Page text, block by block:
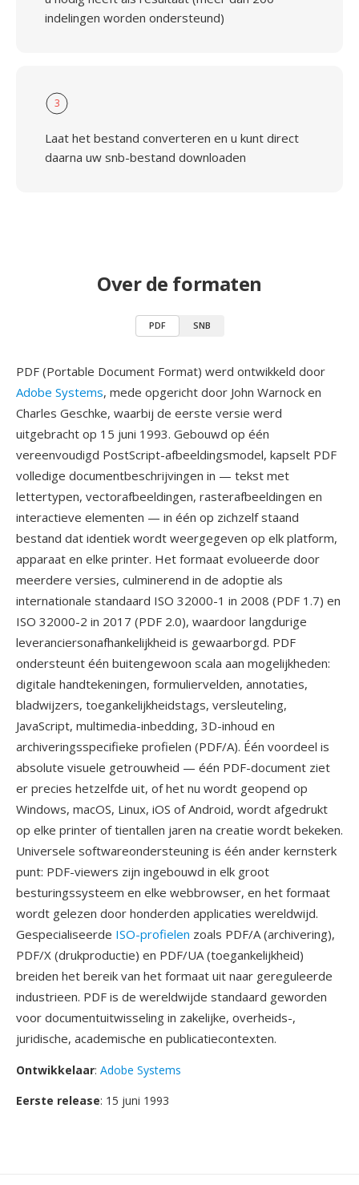
indelingen worden ondersteund)
3
Laat het bestand converteren en u kunt direct
daarna uw snb-bestand downloaden
Over de formaten
PDF SNB
PDF (Portable Document Format) werd ontwikkeld door
Adobe Systems, mede opgericht door John Warnock en
Charles Geschke, waarbij de eerste versie werd
uitgebracht op 15 juni 1993. Gebouwd op één
vereenvoudigd PostScript-afbeeldingsmodel, kapselt PDF
volledige documentbeschrijvingen in — tekst met
lettertypen, vectorafbeeldingen, rasterafbeeldingen en
interactieve elementen — in één op zichzelf staand
bestand dat identiek wordt weergegeven op elk platform,
apparaat en elke printer. Het formaat evolueerde door
meerdere versies, culminerend in de adoptie als
internationale standaard ISO 32000-1 in 2008 (PDF 1.7) en
ISO 32000-2 in 2017 (PDF 2.0), waardoor langdurige
leveranciersonafhankelijkheid is gewaarborgd. PDF
ondersteunt één buitengewoon scala aan mogelijkheden:
digitale handtekeningen, formuliervelden, annotaties,
bladwijzers, toegankelijkheidstags, versleuteling,
JavaScript, multimedia-inbedding, 3D-inhoud en
archiveringsspecifieke profielen (PDF/A). Één voordeel is
absolute visuele getrouwheid — één PDF-document ziet
er precies hetzelfde uit, of het nu wordt geopend op
Windows, macOS, Linux, iOS of Android, wordt afgedrukt
op elke printer of tientallen jaren na creatie wordt bekeken.
Universele softwareondersteuning is één ander kernsterk
punt: PDF-viewers zijn ingebouwd in elk groot
besturingssysteem en elke webbrowser, en het formaat
wordt gelezen door honderden applicaties wereldwijd.
Gespecialiseerde ISO-profielen zoals PDF/A (archivering),
PDF/X (drukproductie) en PDF/UA (toegankelijkheid)
breiden het bereik van het formaat uit naar gereguleerde
industrieen. PDF is de wereldwijde standaard geworden
voor documentuitwisseling in zakelijke, overheids-,
juridische, academische en publicatiecontexten.
Ontwikkelaar: Adobe Systems
Eerste release: 15 juni 1993